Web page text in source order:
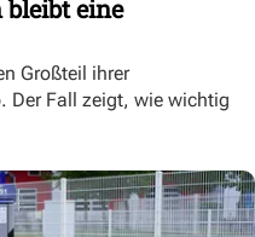
eine
Großteil ihrer
Der Fall zeigt, wie wichtig